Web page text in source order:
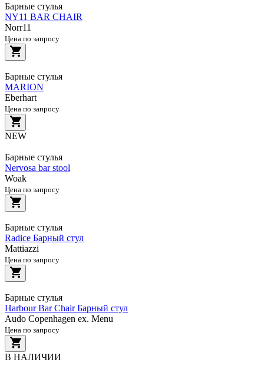
Барные стулья
NY11 BAR CHAIR
Norr11
Цена по запросу
Барные стулья
MARION
Eberhart
Цена по запросу
NEW
Барные стулья
Nervosa bar stool
Woak
Цена по запросу
Барные стулья
Radice Барный стул
Mattiazzi
Цена по запросу
Барные стулья
Harbour Bar Chair Барный стул
Audo Copenhagen ex. Menu
Цена по запросу
В НАЛИЧИИ